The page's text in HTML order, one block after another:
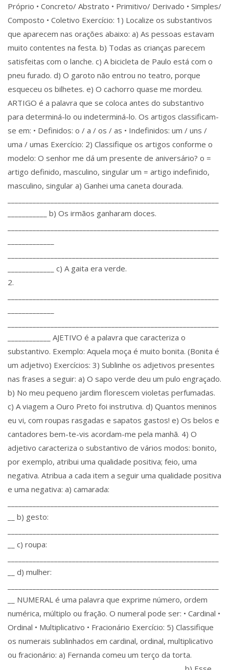
Próprio • Concreto/ Abstrato • Primitivo/ Derivado • Simples/
Composto • Coletivo Exercício: 1) Localize os substantivos
que aparecem nas orações abaixo: a) As pessoas estavam
muito contentes na festa. b) Todas as crianças parecem
satisfeitas com o lanche. c) A bicicleta de Paulo está com o
pneu furado. d) O garoto não entrou no teatro, porque
esqueceu os bilhetes. e) O cachorro quase me mordeu.
ARTIGO é a palavra que se coloca antes do substantivo
para determiná-lo ou indeterminá-lo. Os artigos classificam-
se em: • Definidos: o / a / os / as • Indefinidos: um / uns /
uma / umas Exercício: 2) Classifique os artigos conforme o
modelo: O senhor me dá um presente de aniversário? o =
artigo definido, masculino, singular um = artigo indefinido,
masculino, singular a) Ganhei uma caneta dourada.
___________ b) Os irmãos ganharam doces.
_____________ c) A gaita era verde.
2.
____________ AJETIVO é a palavra que caracteriza o
substantivo. Exemplo: Aquela moça é muito bonita. (Bonita é
um adjetivo) Exercícios: 3) Sublinhe os adjetivos presentes
nas frases a seguir: a) O sapo verde deu um pulo engraçado.
b) No meu pequeno jardim florescem violetas perfumadas.
c) A viagem a Ouro Preto foi instrutiva. d) Quantos meninos
eu vi, com roupas rasgadas e sapatos gastos! e) Os belos e
cantadores bem-te-vis acordam-me pela manhã. 4) O
adjetivo caracteriza o substantivo de vários modos: bonito,
por exemplo, atribui uma qualidade positiva; feio, uma
negativa. Atribua a cada item a seguir uma qualidade positiva
e uma negativa: a) camarada:
__ b) gesto:
__ c) roupa:
__ d) mulher:
__ NUMERAL é uma palavra que exprime número, ordem
numérica, múltiplo ou fração. O numeral pode ser: • Cardinal •
Ordinal • Multiplicativo • Fracionário Exercício: 5) Classifique
os numerais sublinhados em cardinal, ordinal, multiplicativo
ou fracionário: a) Fernanda comeu um terço da torta.